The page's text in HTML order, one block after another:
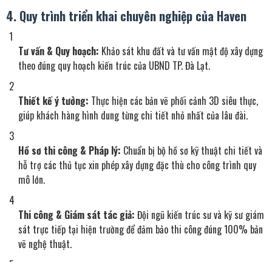
4. Quy trình triển khai chuyên nghiệp của Haven
Tư vấn & Quy hoạch: Khảo sát khu đất và tư vấn mật độ xây dựng
theo đúng quy hoạch kiến trúc của UBND TP. Đà Lạt.
Thiết kế ý tưởng: Thực hiện các bản vẽ phối cảnh 3D siêu thực,
giúp khách hàng hình dung từng chi tiết nhỏ nhất của lâu đài.
Hồ sơ thi công & Pháp lý: Chuẩn bị bộ hồ sơ kỹ thuật chi tiết và
hỗ trợ các thủ tục xin phép xây dựng đặc thù cho công trình quy
mô lớn.
Thi công & Giám sát tác giả: Đội ngũ kiến trúc sư và kỹ sư giám
sát trực tiếp tại hiện trường để đảm bảo thi công đúng 100% bản
vẽ nghệ thuật.